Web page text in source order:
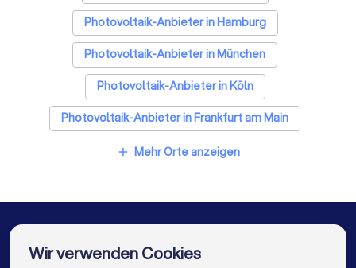
Photovoltaik-Anbieter in Hamburg
Photovoltaik-Anbieter in München
Photovoltaik-Anbieter in Köln
Photovoltaik-Anbieter in Frankfurt am Main
Photovoltaik-Anbieter in Stuttgart
Photovoltaik-Anbieter in Essen
add Mehr Orte anzeigen
Wir verwenden Cookies